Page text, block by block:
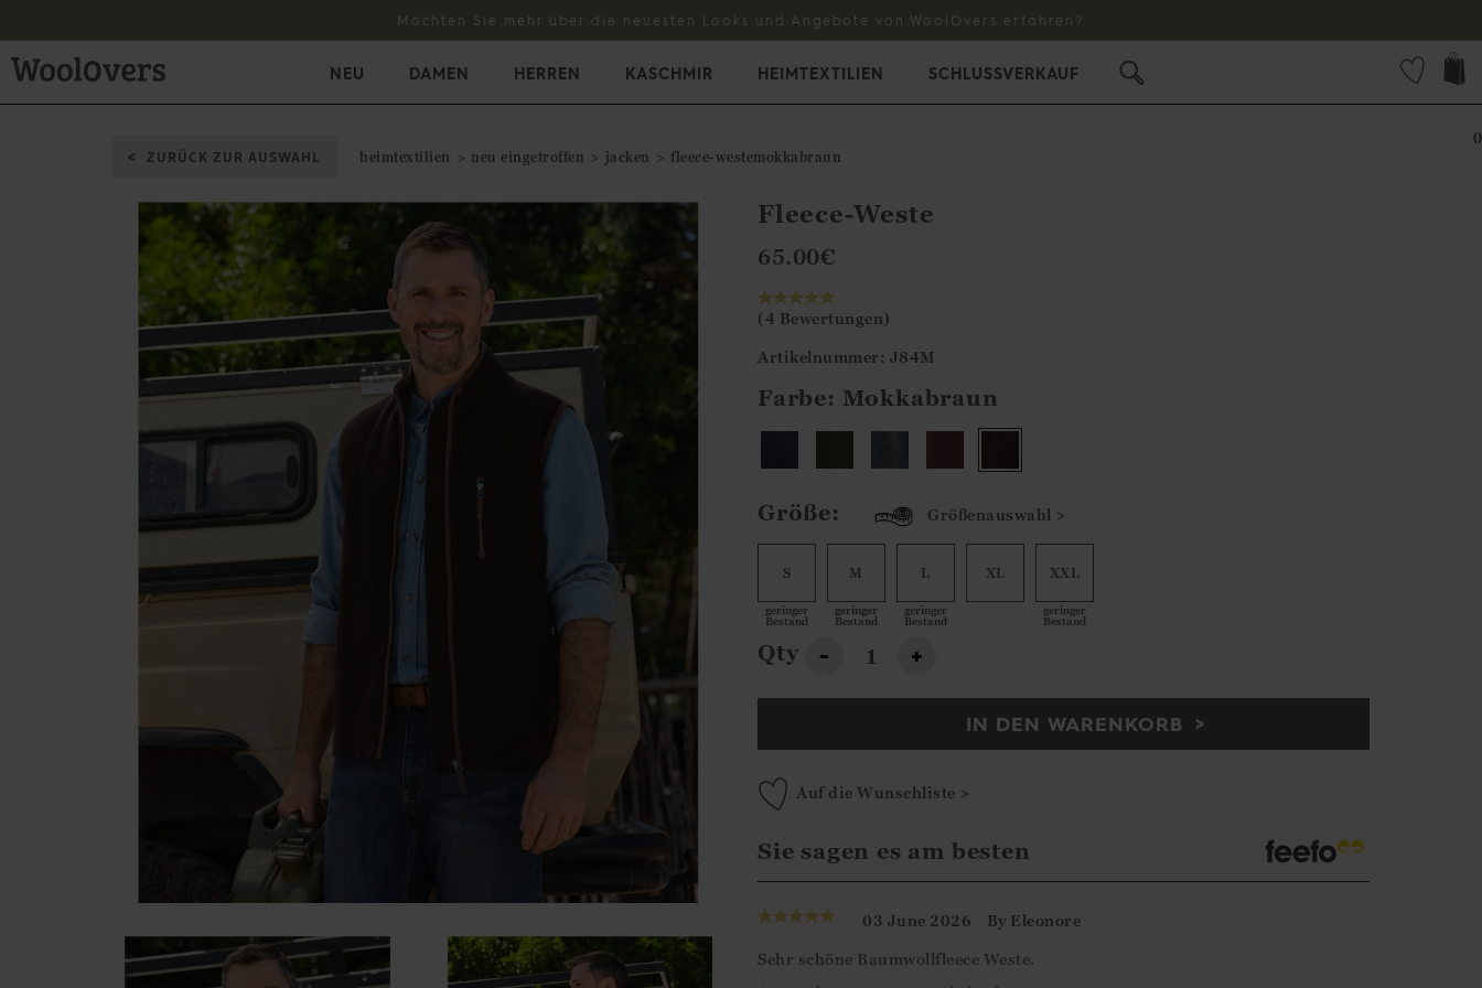
Möchten Sie mehr über die neuesten Looks und Angebote von WoolOvers erfahren?
0
NEU DAMEN HERREN KASCHMIR HEIMTEXTILIEN SCHLUSSVERKAUF
ZURÜCK ZUR AUSWAHL heimtextilien neu eingetroffen jacken fleece-westemokkabraun
Fleece-Weste
65.00€
(4 Bewertungen)
Artikelnummer: J84M
Farbe: Mokkabraun
Größe: Größenauswahl >
S
geringer
Bestand
M
geringer
Bestand
L
geringer
Bestand
XL XXL
geringer
Bestand
Qty - +
IN DEN WARENKORB
Auf die Wunschliste >
Sie sagen es am besten
03 June 2026 By Eleonore
Sehr schöne Baumwollfleece Weste.